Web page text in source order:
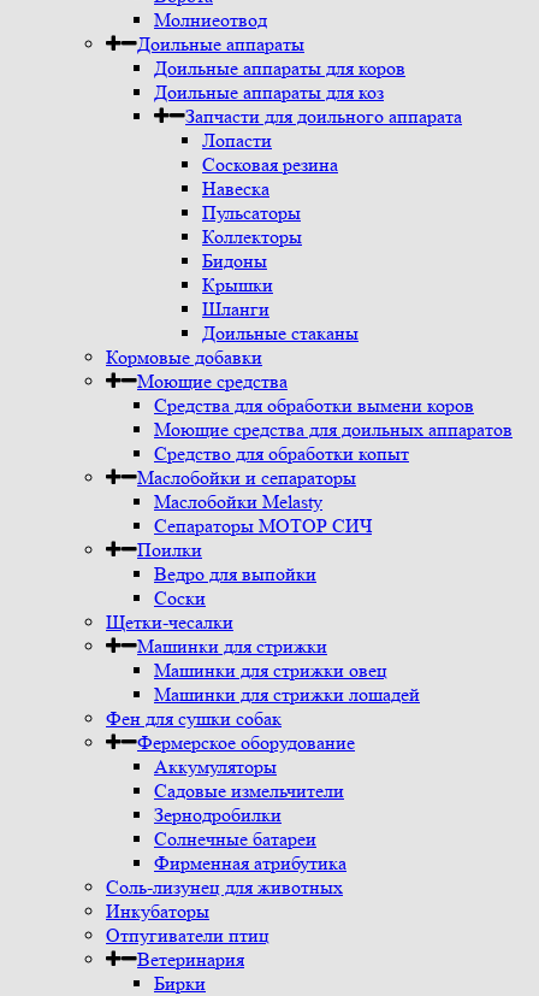
Молниеотвод
Доильные аппараты
Доильные аппараты для коров
Доильные аппараты для коз
Запчасти для доильного аппарата
Лопасти
Сосковая резина
Навеска
Пульсаторы
Коллекторы
Бидоны
Крышки
Шланги
Доильные стаканы
Кормовые добавки
Моющие средства
Средства для обработки вымени коров
Моющие средства для доильных аппаратов
Средство для обработки копыт
Маслобойки и сепараторы
Маслобойки Melasty
Сепараторы МОТОР СИЧ
Поилки
Ведро для выпойки
Соски
Щетки-чесалки
Машинки для стрижки
Машинки для стрижки овец
Машинки для стрижки лошадей
Фен для сушки собак
Фермерское оборудование
Аккумуляторы
Садовые измельчители
Зернодробилки
Солнечные батареи
Фирменная атрибутика
Соль-лизунец для животных
Инкубаторы
Отпугиватели птиц
Ветеринария
Бирки